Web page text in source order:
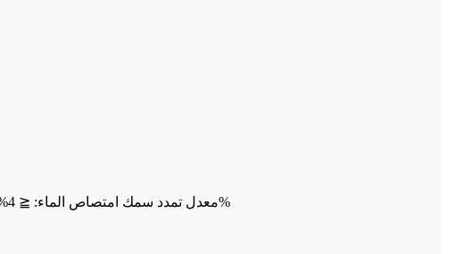
10. معدل تمدد سمك امتصاص الماء: ≦ 4%؛ (المعيار الوطني 3% -5%) معدل تمدد عرض امتصاص الماء: ≦ 10%